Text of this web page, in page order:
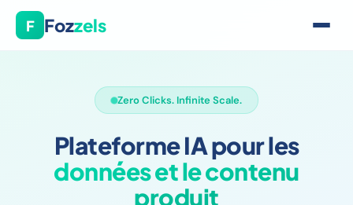
F Fozzels
Zero Clicks. Infinite Scale.
Plateforme IA pour les
données et le contenu
produit